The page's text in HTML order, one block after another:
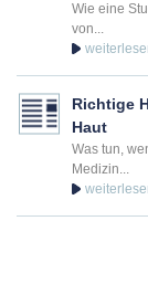
+49 8856
Termin
Wie eine
von...
Richtige
Haut
Was tun,
Medizin...